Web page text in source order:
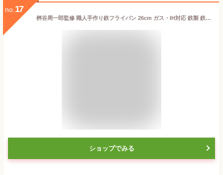
no. 17
桝谷周一郎監修 職人手作り鉄フライパン 26cm ガス・IH対応 鉄製 鉄パン 鉄器 オステリア・ルッカ 【ポイント10倍/送料無料】【p0508】
ショップでみる